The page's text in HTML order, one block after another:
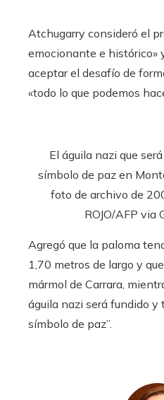
Atchugarry consideró el
emocionante e histórico»
aceptar el desafío de
«todo lo que podemos
El águila nazi que
símbolo de paz en
foto de archivo de
ROJO/AFP via
Agregó que la paloma
1,70 metros de largo y
mármol de Carrara,
águila nazi será fundido y
símbolo de paz”.